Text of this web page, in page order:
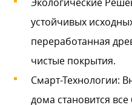
устойчивых
переработанная
чистые покрытия.
Смарт-Технологии:
дома становится